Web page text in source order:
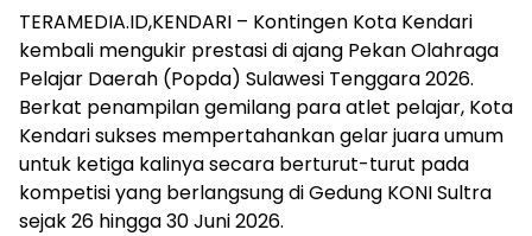
TERAMEDIA.ID,KENDARI – Kontingen Kota Kendari
kembali mengukir prestasi di ajang Pekan Olahraga
Pelajar Daerah (Popda) Sulawesi Tenggara 2026.
Berkat penampilan gemilang para atlet pelajar, Kota
Kendari sukses mempertahankan gelar juara umum
untuk ketiga kalinya secara berturut-turut pada
kompetisi yang berlangsung di Gedung KONI Sultra
sejak 26 hingga 30 Juni 2026.